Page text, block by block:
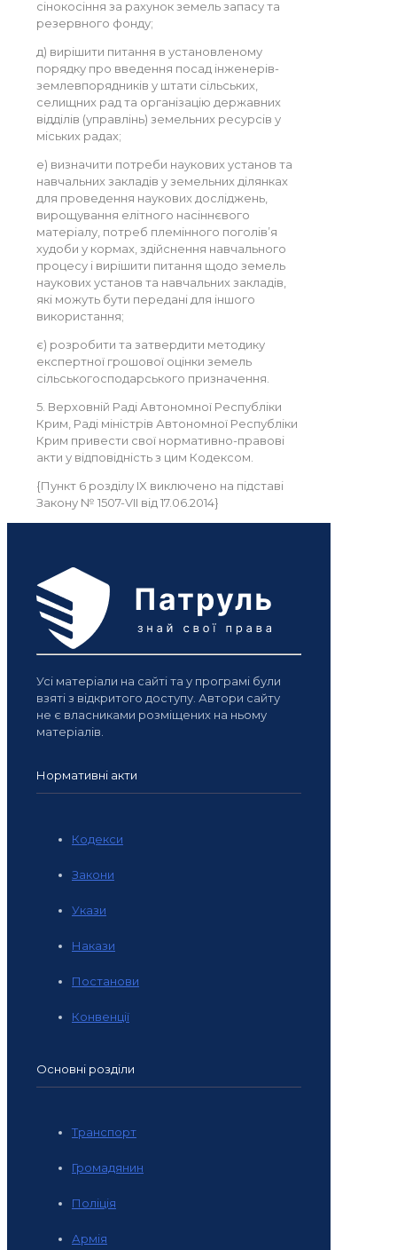
сінокосіння за рахунок земель запасу та
резервного фонду;
д) вирішити питання в установленому
порядку про введення посад інженерів-
землевпорядників у штати сільських,
селищних рад та організацію державних
відділів (управлінь) земельних ресурсів у
міських радах;
е) визначити потреби наукових установ та
навчальних закладів у земельних ділянках
для проведення наукових досліджень,
вирощування елітного насіннєвого
матеріалу, потреб племінного поголів’я
худоби у кормах, здійснення навчального
процесу і вирішити питання щодо земель
наукових установ та навчальних закладів,
які можуть бути передані для іншого
використання;
є) розробити та затвердити методику
експертної грошової оцінки земель
сільськогосподарського призначення.
5. Верховній Раді Автономної Республіки
Крим, Раді міністрів Автономної Республіки
Крим привести свої нормативно-правові
акти у відповідність з цим Кодексом.
{Пункт 6 розділу IX виключено на підставі
Закону № 1507-VII від 17.06.2014}
Усі матеріали на сайті та у програмі були
взяті з відкритого доступу. Автори сайту
не є власниками розміщених на ньому
матеріалів.
Нормативні акти
Кодекси
Закони
Укази
Накази
Постанови
Конвенції
Основні розділи
Транспорт
Громадянин
Поліція
Армія